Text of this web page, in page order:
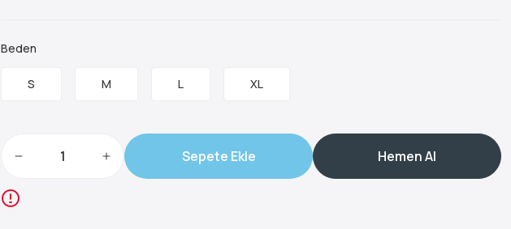
Beden
S M L XL
Sepete Ekle Hemen Al